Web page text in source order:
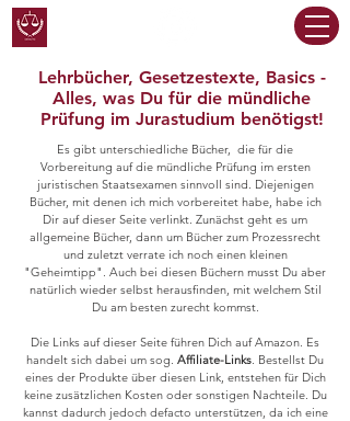
Lehrbücher, Gesetzestexte, Basics -
Alles, was Du für die mündliche
Prüfung im Jurastudium benötigst!
Es gibt unterschiedliche Bücher, die für die
Vorbereitung auf die mündliche Prüfung im ersten
juristischen Staatsexamen sinnvoll sind. Diejenigen
Bücher, mit denen ich mich vorbereitet habe, habe ich
Dir auf dieser Seite verlinkt. Zunächst geht es um
allgemeine Bücher, dann um Bücher zum Prozessrecht
und zuletzt verrate ich noch einen kleinen
"Geheimtipp". Auch bei diesen Büchern musst Du aber
natürlich wieder selbst herausfinden, mit welchem Stil
Du am besten zurecht kommst.
Die Links auf dieser Seite führen Dich auf Amazon. Es
handelt sich dabei um sog. Affiliate-Links. Bestellst Du
eines der Produkte über diesen Link, entstehen für Dich
keine zusätzlichen Kosten oder sonstigen Nachteile. Du
kannst dadurch jedoch defacto unterstützen, da ich eine